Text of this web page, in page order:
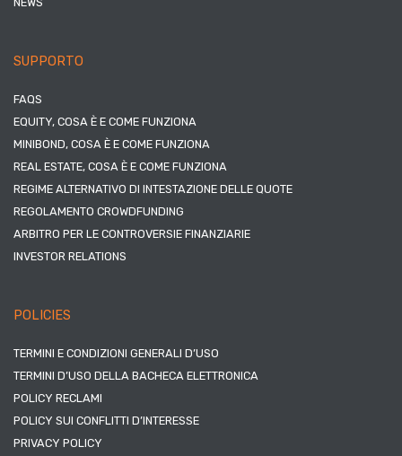
SUPPORTO
FAQS
EQUITY, COSA È E COME FUNZIONA
MINIBOND, COSA È E COME FUNZIONA
REAL ESTATE, COSA È E COME FUNZIONA
REGIME ALTERNATIVO DI INTESTAZIONE DELLE QUOTE
REGOLAMENTO CROWDFUNDING
ARBITRO PER LE CONTROVERSIE FINANZIARIE
INVESTOR RELATIONS
POLICIES
TERMINI E CONDIZIONI GENERALI D’USO
TERMINI D’USO DELLA BACHECA ELETTRONICA
POLICY RECLAMI
POLICY SUI CONFLITTI D’INTERESSE
PRIVACY POLICY